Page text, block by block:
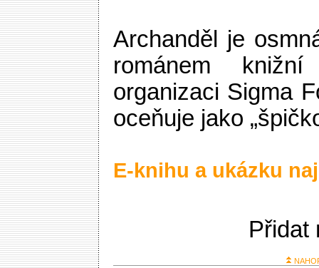
Archanděl je
románem
organizaci Sigma
oceňuje jako
E-knihu a ukázku
Přidat